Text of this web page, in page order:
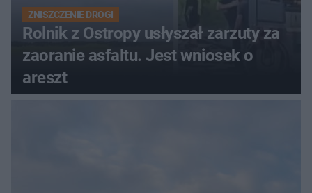
ZNISZCZENIE DROGI
Rolnik z Ostropy usłyszał zarzuty za
zaoranie asfaltu. Jest wniosek o
areszt